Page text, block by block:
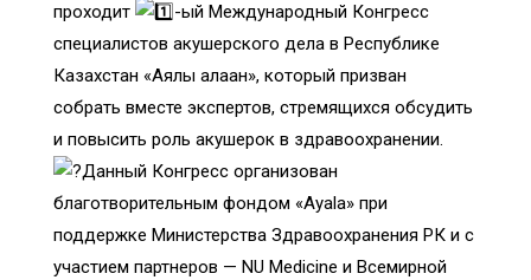
проходит
-ый Международный Конгресс
специалистов акушерского дела в Республике
Казахстан «Аялы алақан», который призван
собрать вместе экспертов, стремящихся обсудить
и повысить роль акушерок в здравоохранении.
Данный Конгресс организован
благотворительным фондом «Ayala» при
поддержке Министерства Здравоохранения РК и с
участием партнеров — NU Medicine и Всемирной